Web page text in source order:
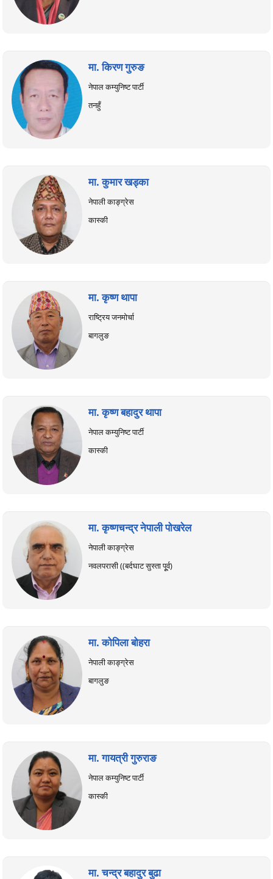
मा. किरण गुरुङ
नेपाल कम्युनिष्ट पार्टी
तनहुँ
मा. कुमार खड्का
नेपाली काङ्ग्रेस
कास्की
मा. कृष्ण थापा
राष्ट्रिय जनमोर्चा
बागलुङ
मा. कृष्ण बहादुर थापा
नेपाल कम्युनिष्ट पार्टी
कास्की
मा. कृष्णचन्द्र नेपाली पोखरेल
नेपाली काङ्ग्रेस
नवलपरासी ((बर्दघाट सुस्ता पूूर्व)
मा. कोपिला बोहरा
नेपाली काङ्ग्रेस
बागलुङ
मा. गायत्री गुरुराङ
नेपाल कम्युनिष्ट पार्टी
कास्की
मा. चन्द्र बहादुर बुढा